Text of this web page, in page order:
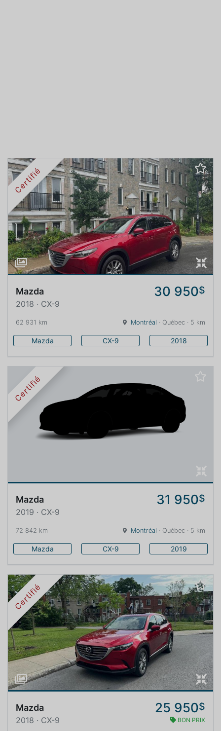
Certifié
Mazda 30 950$
2018 · CX-9
62 931 km Montréal · Québec · 5 km
Mazda CX-9 2018
Certifié
Mazda 31 950$
2019 · CX-9
72 842 km Montréal · Québec · 5 km
Mazda CX-9 2019
Certifié
Mazda 25 950$
2018 · CX-9 BON PRIX